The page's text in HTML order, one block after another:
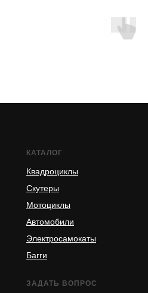
КАТАЛОГ
Квадроциклы
Скутеры
Мотоциклы
Автомобили
Электросамокаты
Багги
ЗАДАТЬ ВОПРОС